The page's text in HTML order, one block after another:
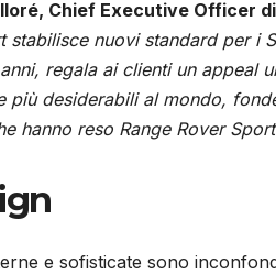
Chief Executive Officer
stabilisce nuovi standard per i
regala ai clienti un appeal
più desiderabili al mondo,
hanno reso Range Rover
e sofisticate sono